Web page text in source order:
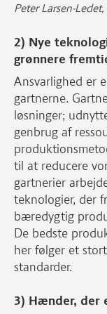
Peter Larsen-
2) Nye
grønnere
Ansvarlighed er
gartnerne.
løsninger;
genbrug af
til at reducere
gartnerier
teknologier, der
bæredygtig
De bedste
her følger et
standarder.
3) Hænder, der